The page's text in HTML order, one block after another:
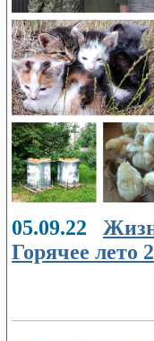
05.09.22
Горячее лето